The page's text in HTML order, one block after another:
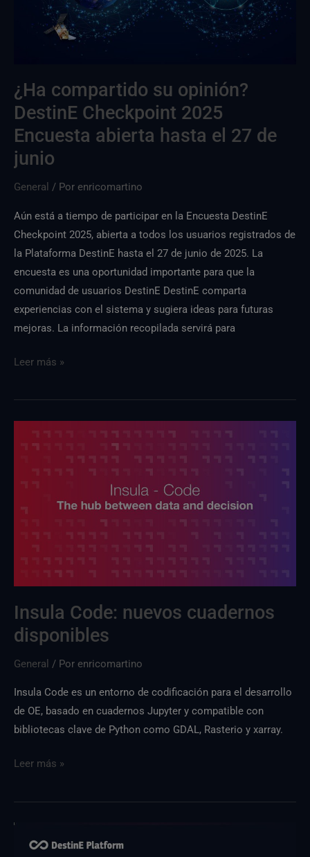
¿Ha compartido su opinión?
DestinE Checkpoint 2025
Encuesta abierta hasta el 27 de
junio
General / Por enricomartino
Aún está a tiempo de participar en la Encuesta DestinE
Checkpoint 2025, abierta a todos los usuarios registrados de
la Plataforma DestinE hasta el 27 de junio de 2025. La
encuesta es una oportunidad importante para que la
comunidad de usuarios DestinE DestinE comparta
experiencias con el sistema y sugiera ideas para futuras
mejoras. La información recopilada servirá para
27
de
junio
Leer más »
Insula Code: nuevos cuadernos
disponibles
General / Por enricomartino
Insula Code es un entorno de codificación para el desarrollo
de OE, basado en cuadernos Jupyter y compatible con
bibliotecas clave de Python como GDAL, Rasterio y xarray.
disponibles
Leer más »
GeoAI: